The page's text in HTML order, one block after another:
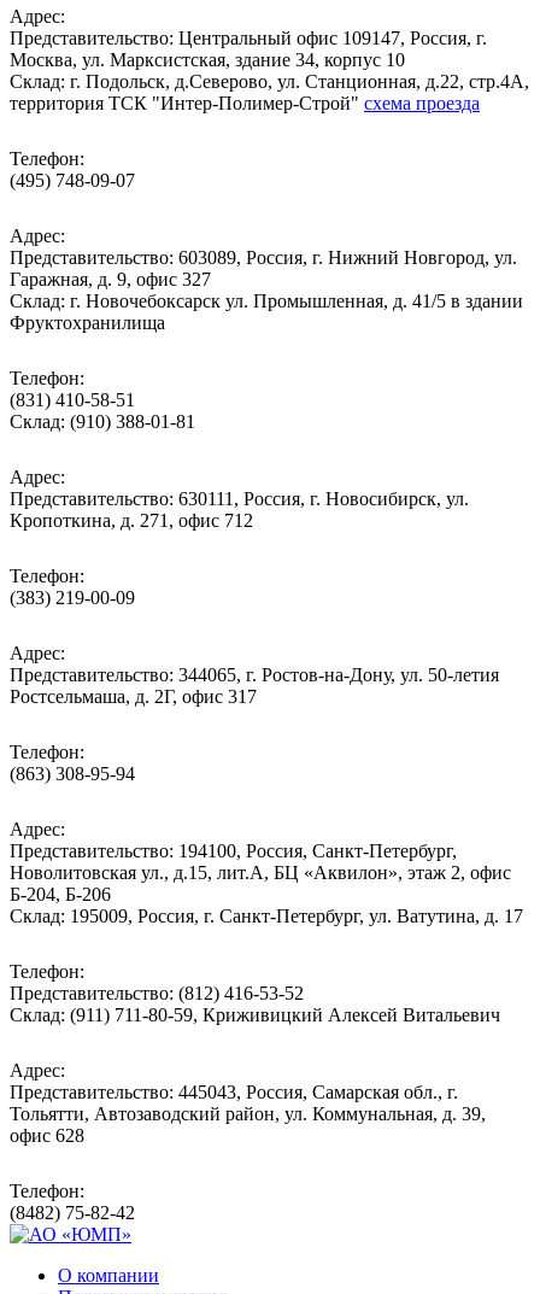
Адрес:
Представительство: Центральный офис 109147, Россия, г.
Москва, ул. Марксистская, здание 34, корпус 10
Cклад: г. Подольск, д.Северово, ул. Станционная, д.22, стр.4А,
территория ТСК "Интер-Полимер-Строй" схема проезда
Телефон:
(495) 748-09-07
Адрес:
Представительство: 603089, Россия, г. Нижний Новгород, ул.
Гаражная, д. 9, офис 327
Склад: г. Новочебоксарск ул. Промышленная, д. 41/5 в здании
Фруктохранилища
Телефон:
(831) 410-58-51
Склад: (910) 388-01-81
Адрес:
Представительство: 630111, Россия, г. Новосибирск, ул.
Кропоткина, д. 271, офис 712
Телефон:
(383) 219-00-09
Адрес:
Представительство: 344065, г. Ростов-на-Дону, ул. 50-летия
Ростсельмаша, д. 2Г, офис 317
Телефон:
(863) 308-95-94
Адрес:
Представительство: 194100, Россия, Санкт-Петербург,
Новолитовская ул., д.15, лит.А, БЦ «Аквилон», этаж 2, офис
Б-204, Б-206
Склад: 195009, Россия, г. Санкт-Петербург, ул. Ватутина, д. 17
Телефон:
Представительство: (812) 416-53-52
Склад: (911) 711-80-59, Криживицкий Алексей Витальевич
Адрес:
Представительство: 445043, Россия, Самарская обл., г.
Тольятти, Автозаводский район, ул. Коммунальная, д. 39,
офис 628
Телефон:
(8482) 75-82-42
О компании